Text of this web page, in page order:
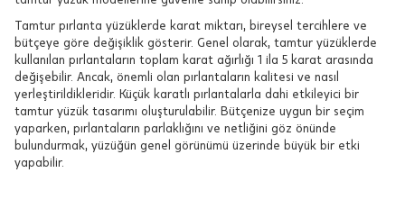
Tamtur pırlanta yüzüklerde karat miktarı, bireysel tercihlere ve
bütçeye göre değişiklik gösterir. Genel olarak, tamtur yüzüklerde
kullanılan pırlantaların toplam karat ağırlığı 1 ila 5 karat arasında
değişebilir. Ancak, önemli olan pırlantaların kalitesi ve nasıl
yerleştirildikleridir. Küçük karatlı pırlantalarla dahi etkileyici bir
tamtur yüzük tasarımı oluşturulabilir. Bütçenize uygun bir seçim
yaparken, pırlantaların parlaklığını ve netliğini göz önünde
bulundurmak, yüzüğün genel görünümü üzerinde büyük bir etki
yapabilir.